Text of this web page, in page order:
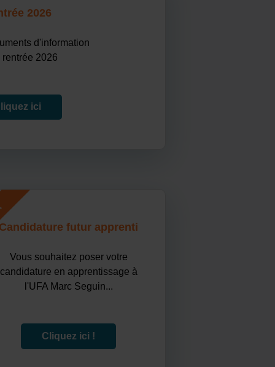
2026
d'information
rentrée 2026
ici
futur apprenti
Vous souhaitez poser votre
candidature en apprentissage à
l'UFA Marc Seguin...
Cliquez ici !